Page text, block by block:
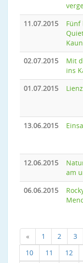
11.07.2015
Fünf
02.07.2015
Mit
ins
01.07.2015
13.06.2015
12.06.2015
am
06.06.2015
« 1 2 3
10
11 12